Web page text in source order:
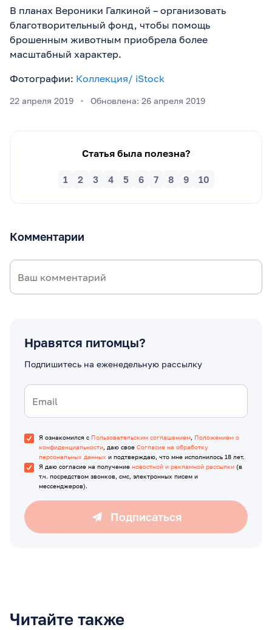
В планах Вероники Галкиной – организовать
благотворительный фонд, чтобы помощь
брошенным животным приобрела более
масштабный характер.
Фотографии: Коллекция/ iStock
22 апреля 2019 Обновлена: 26 апреля 2019
Статья была полезна?
10
9
8
7
6
5
4
3
2
1
Комментарии
Нравятся питомцы?
Подпишитесь на еженедельную рассылку
Я ознакомился с Пользовательским соглашением, Положением о
конфиденциальности, даю свое Согласие на обработку
персональных данных и подтверждаю, что мне исполнилось 18 лет.
Я даю согласие на получение новостной и рекламной рассылки (в
т.ч. посредством звонков, смс, электронных писем и
мессенджеров).
Подписаться
Читайте также